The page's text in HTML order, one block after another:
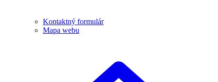
Kontaktný formulár
Mapa webu